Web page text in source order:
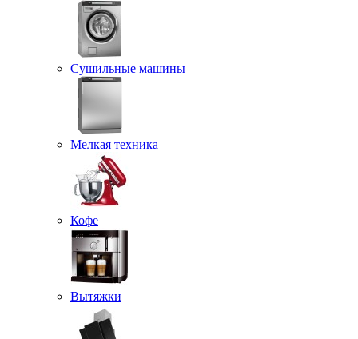
Сушильные машины
Мелкая техника
Кофе
Вытяжки